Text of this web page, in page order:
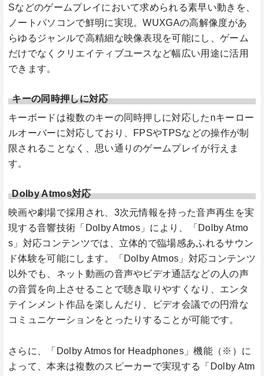
Sなどのゲームプレイにおいて求められる素早い動きを、
ノートパソコンで鮮明に実現。WUXGAの高解像度があ
らゆるジャンルで高精細な映像表現を可能にし、ゲーム
だけでなくクリエイティブユースなど幅広い用途に活用
できます。
キーの同時押しに対応
キーボードは複数のキーの同時押しに対応したnキーロー
ルオーバーに対応しており、FPSやTPSなどの操作が制
限されることなく、思い通りのゲームプレイが行えま
す。
Dolby Atmos対応
映画や劇場で採用され、3次元情報を持った音声再生を実
現する音響技術「Dolby Atmos」により、「Dolby Atmo
s」対応コンテンツでは、立体的で臨場感あふれるサウン
ド体験を可能にします。「Dolby Atmos」対応コンテンツ
以外でも、ネット動画の音声やビデオ通話などの人の声
の音質を向上させることで聴き取りやすくなり、エンタ
テインメント作品を楽しんだり、ビデオ会議での円滑な
コミュニケーションをとったりすることが可能です。
さらに、「Dolby Atmos for Headphones」機能（※）に
よって、本来は複数のスピーカーで実現する「Dolby Atm